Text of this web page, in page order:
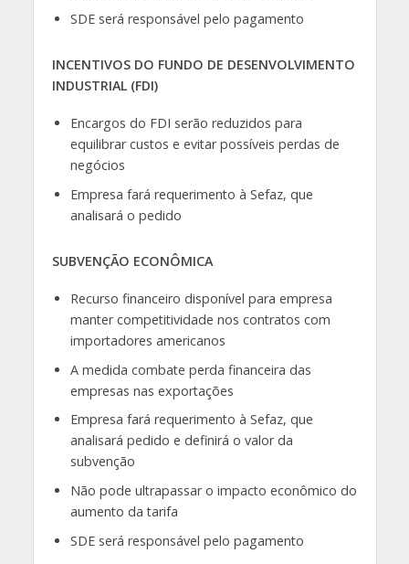
SDE será responsável pelo pagamento
INCENTIVOS DO FUNDO DE DESENVOLVIMENTO
INDUSTRIAL (FDI)
Encargos do FDI serão reduzidos para
equilibrar custos e evitar possíveis perdas de
negócios
Empresa fará requerimento à Sefaz, que
analisará o pedido
SUBVENÇÃO ECONÔMICA
Recurso financeiro disponível para empresa
manter competitividade nos contratos com
importadores americanos
A medida combate perda financeira das
empresas nas exportações
Empresa fará requerimento à Sefaz, que
analisará pedido e definirá o valor da
subvenção
Não pode ultrapassar o impacto econômico do
aumento da tarifa
SDE será responsável pelo pagamento